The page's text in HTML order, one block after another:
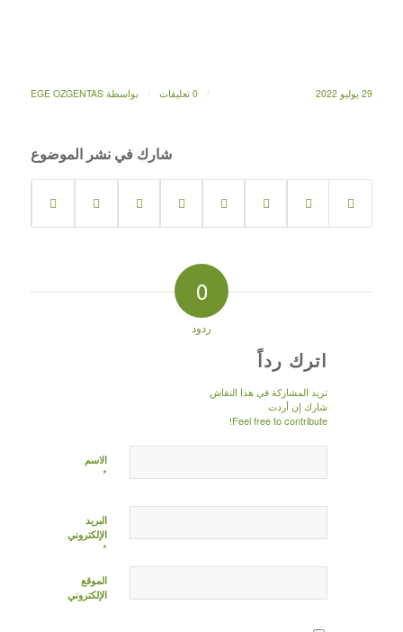
29 يوليو 2022 / 0 تعليقات / بواسطةEGE OZGENTAS
شارك في نشر الموضوع
0
ردود
اترك رداً
تريد المشاركة في هذا النقاش
شارك إن أردت
Feel free to contribute!
الاسم
*
البريد
الإلكتروني
*
الموقع
الإلكتروني